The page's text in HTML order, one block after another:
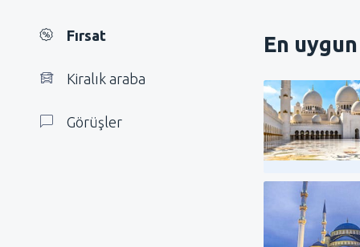
Fırsat
Kiralık araba
Görüşler
En